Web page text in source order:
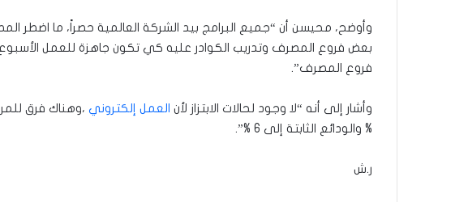
وأوضح، محيسن أن “جميع البرامج بيد الشركة العالمية حصراً، ما
بعض فروع المصرف وتدريب الكوادر عليه كي تكون جاهزة للعمل الأسبوع
فروع المصرف”.
وأشار إلى أنه “لا وجود لحالات الابتزاز لأن العمل إلكتروني
% والودائع الثابتة إلى 6 %”.
ر.ش